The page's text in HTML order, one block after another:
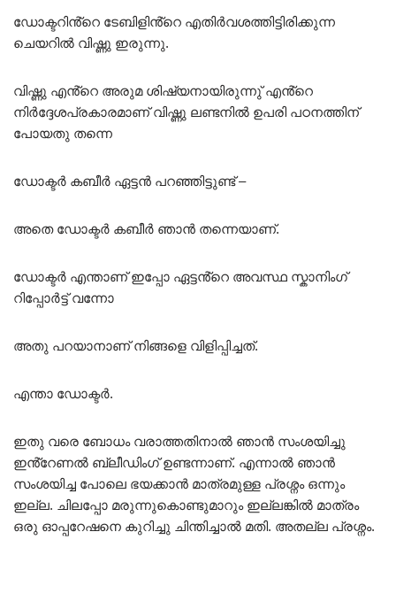
ഡോക്ടറിൻ്റെ ടേബിളിൻ്റെ എതിർവശത്തിട്ടിരിക്കുന്ന
ചെയറിൽ വിഷ്ണു ഇരുന്നു.
വിഷ്ണു എൻ്റെ അരുമ ശിഷ്യനായിരുന്നു് എൻ്റെ
നിർദ്ദേശപ്രകാരമാണ് വിഷ്ണു ലണ്ടനിൽ ഉപരി പഠനത്തിന്
പോയതു തന്നെ
ഡോക്ടർ കബീർ ഏട്ടൻ പറഞ്ഞിട്ടുണ്ട് –
അതെ ഡോക്ടർ കബീർ ഞാൻ തന്നെയാണ്.
ഡോക്ടർ എന്താണ് ഇപ്പോ ഏട്ടൻ്റെ അവസ്ഥ സ്കാനിംഗ്
റിപ്പോർട്ട് വന്നോ
അതു പറയാനാണ് നിങ്ങളെ വിളിപ്പിച്ചത്.
എന്താ ഡോക്ടർ.
ഇതു വരെ ബോധം വരാത്തതിനാൽ ഞാൻ സംശയിച്ചു
ഇൻ്റേണൽ ബ്ലീഡിംഗ് ഉണ്ടന്നാണ്. എന്നാൽ ഞാൻ
സംശയിച്ച പോലെ ഭയക്കാൻ മാത്രമുള്ള പ്രശ്നം ഒന്നും
ഇല്ല. ചിലപ്പോ മരുന്നുകൊണ്ടുമാറും ഇല്ലങ്കിൽ മാത്രം
ഒരു ഓപ്പറേഷനെ കുറിച്ചു ചിന്തിച്ചാൽ മതി. അതല്ല പ്രശ്നം.